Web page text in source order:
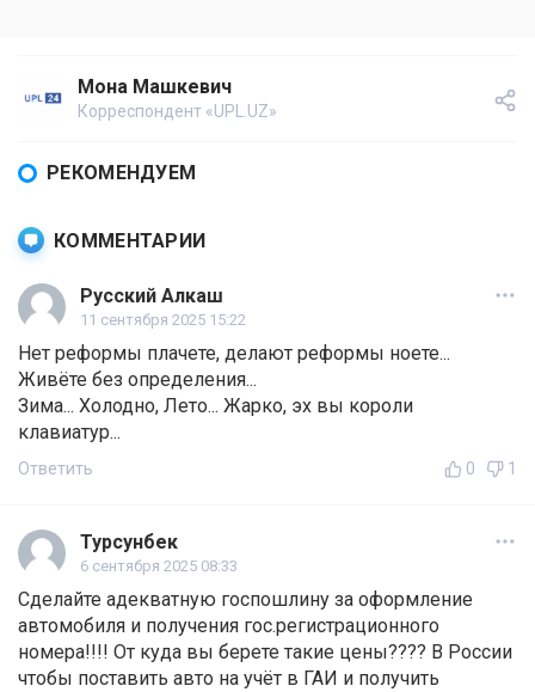
Мона Машкевич
Корреспондент «UPL.UZ»
РЕКОМЕНДУЕМ
КОММЕНТАРИИ
Русский Алкаш
11 сентября 2025 15:22
Нет реформы плачете, делают реформы ноете...
Живёте без определения...
Зима... Холодно, Лето... Жарко, эх вы короли
клавиатур...
Ответить 0 1
Турсунбек
6 сентября 2025 08:33
Сделайте адекватную госпошлину за оформление
автомобиля и получения гос.регистрационного
номера!!!! От куда вы берете такие цены???? В России
чтобы поставить авто на учёт в ГАИ и получить